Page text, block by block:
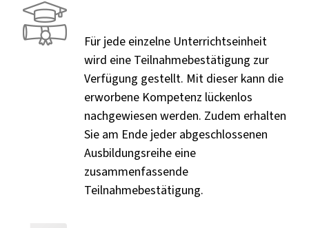
Für jede einzelne Unterrichtseinheit
wird eine Teilnahmebestätigung zur
Verfügung gestellt. Mit dieser kann die
erworbene Kompetenz lückenlos
nachgewiesen werden. Zudem erhalten
Sie am Ende jeder abgeschlossenen
Ausbildungsreihe eine
zusammenfassende
Teilnahmebestätigung.